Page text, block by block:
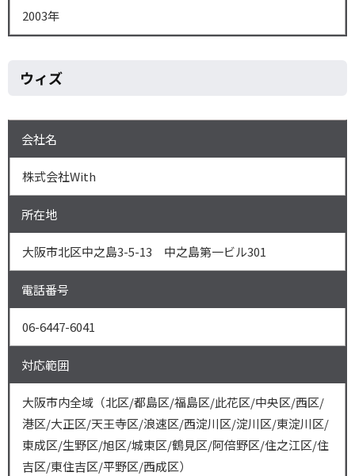
2003年
ウィズ
会社名
株式会社With
所在地
大阪市北区中之島3-5-13 中之島第一ビル301
電話番号
06-6447-6041
対応範囲
大阪市内全域（北区/都島区/福島区/此花区/中央区/西区/
港区/大正区/天王寺区/浪速区/西淀川区/淀川区/東淀川区/
東成区/生野区/旭区/城東区/鶴見区/阿倍野区/住之江区/住
吉区/東住吉区/平野区/西成区）